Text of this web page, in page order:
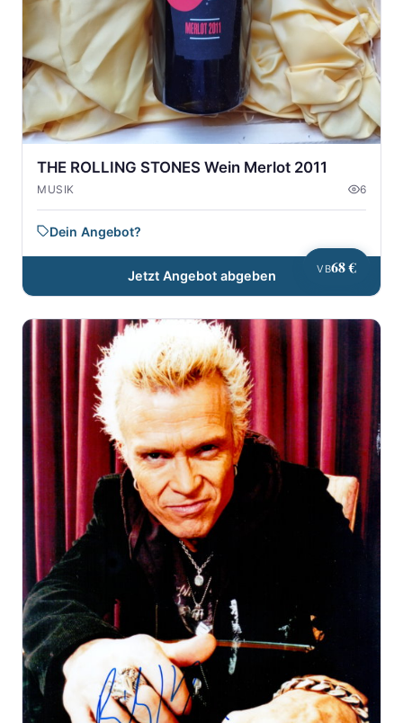
VB68 €
THE ROLLING STONES Wein Merlot 2011
MUSIK 6
Dein Angebot?
Jetzt Angebot abgeben